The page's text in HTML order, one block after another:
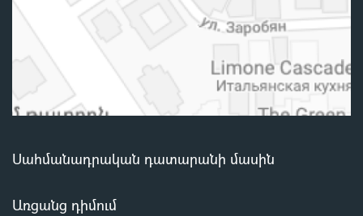
Սահմանադրական դատարանի մասին
Առցանց դիմում